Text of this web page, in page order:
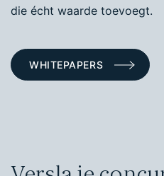
die écht waarde toevoegt.
WHITEPAPERS